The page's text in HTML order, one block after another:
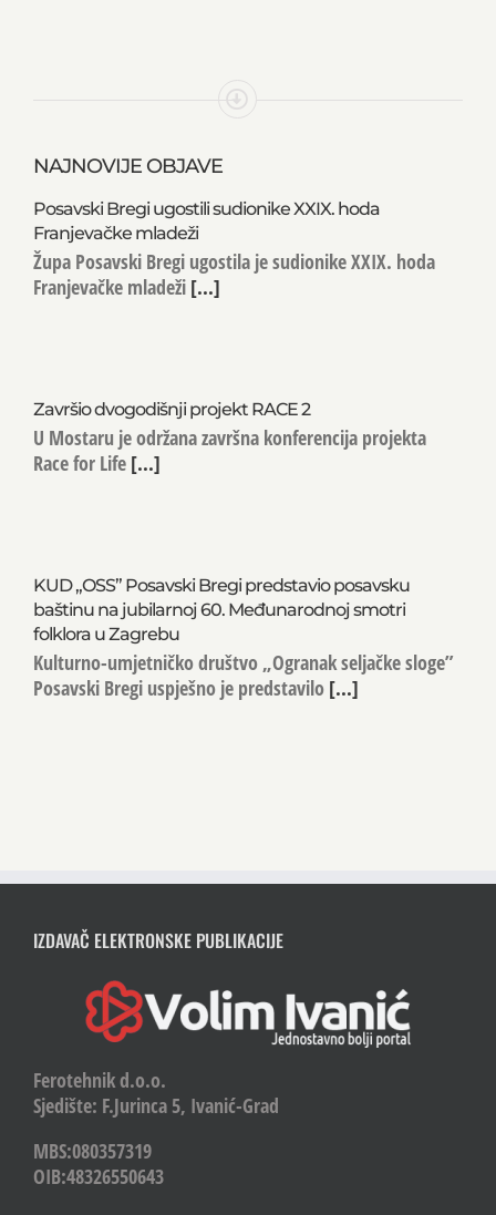
NAJNOVIJE OBJAVE
Posavski Bregi ugostili sudionike XXIX. hoda
Franjevačke mladeži
Župa Posavski Bregi ugostila je sudionike XXIX. hoda
Franjevačke mladeži [...]
Završio dvogodišnji projekt RACE 2
U Mostaru je održana završna konferencija projekta
Race for Life [...]
KUD „OSS” Posavski Bregi predstavio posavsku
baštinu na jubilarnoj 60. Međunarodnoj smotri
folklora u Zagrebu
Kulturno-umjetničko društvo „Ogranak seljačke sloge”
Posavski Bregi uspješno je predstavilo [...]
IZDAVAČ ELEKTRONSKE PUBLIKACIJE
Ferotehnik d.o.o.
Sjedište: F.Jurinca 5, Ivanić-Grad
MBS:080357319
OIB:48326550643